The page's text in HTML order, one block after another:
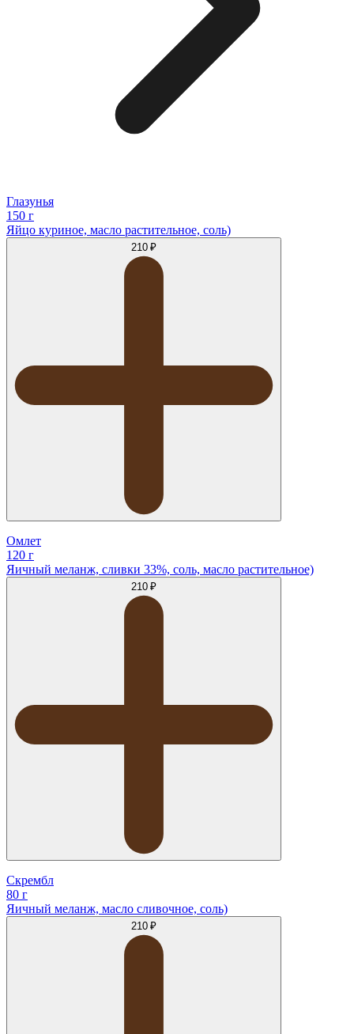
Глазунья
150 г
Яйцо куриное, масло растительное, соль)
210 ₽
Омлет
120 г
Яичный меланж, сливки 33%, соль, масло растительное)
210 ₽
Скрембл
80 г
Яичный меланж, масло сливочное, соль)
210 ₽